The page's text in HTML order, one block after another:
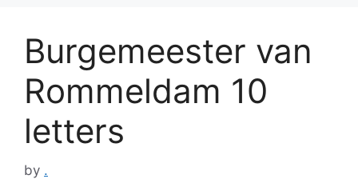
Burgemeester van
Rommeldam 10
letters
by .